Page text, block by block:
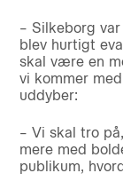
– Silkeborg
blev hurtigt
skal være en
vi kommer
uddyber:
– Vi skal tro
mere med
publikum,